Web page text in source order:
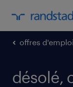
offres d'emploi
désolé,